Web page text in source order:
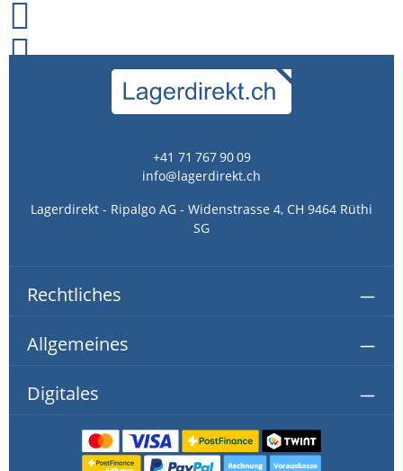
+41 71 767 90 09
info@lagerdirekt.ch
Lagerdirekt - Ripalgo AG - Widenstrasse 4, CH 9464 Rüthi
SG
Rechtliches
Allgemeines
Digitales